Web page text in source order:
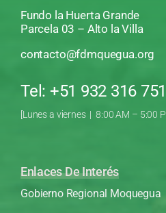
Fundo la Huerta Grande
Parcela 03 – Alto la Villa
contacto@fdmquegua.org
Tel: +51 932 316 751
[Lunes a viernes | 8:00 AM – 5:00
Enlaces De Interés
Gobierno Regional Moquegua